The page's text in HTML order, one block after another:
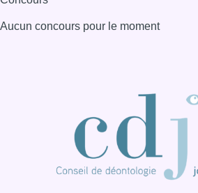
Consulter page Instagram